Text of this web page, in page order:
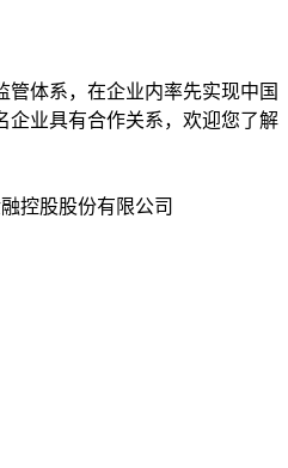
管体系，在企业内率先实现中国
企业具有合作关系，欢迎您了解
控股股份有限公司